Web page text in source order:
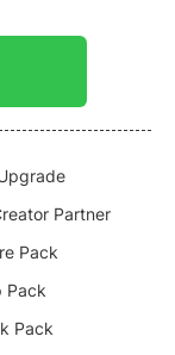
Partner
Pack
Pack
Pack